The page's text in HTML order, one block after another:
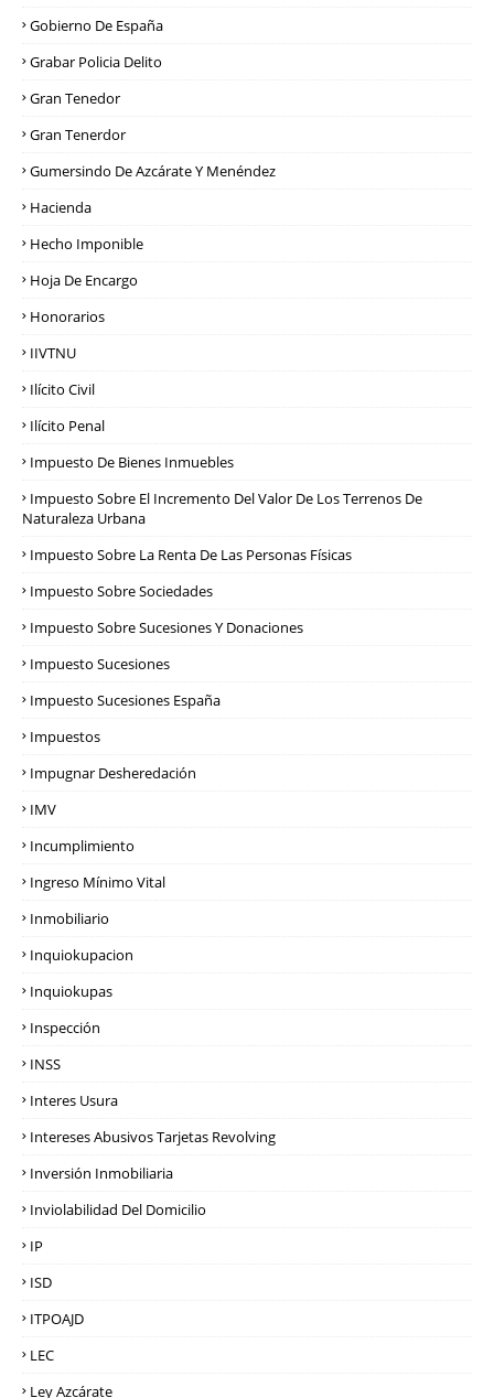
Gobierno De España
Grabar Policia Delito
Gran Tenedor
Gran Tenerdor
Gumersindo De Azcárate Y Menéndez
Hacienda
Hecho Imponible
Hoja De Encargo
Honorarios
IIVTNU
Ilícito Civil
Ilícito Penal
Impuesto De Bienes Inmuebles
Impuesto Sobre El Incremento Del Valor De Los Terrenos De
Naturaleza Urbana
Impuesto Sobre La Renta De Las Personas Físicas
Impuesto Sobre Sociedades
Impuesto Sobre Sucesiones Y Donaciones
Impuesto Sucesiones
Impuesto Sucesiones España
Impuestos
Impugnar Desheredación
IMV
Incumplimiento
Ingreso Mínimo Vital
Inmobiliario
Inquiokupacion
Inquiokupas
Inspección
INSS
Interes Usura
Intereses Abusivos Tarjetas Revolving
Inversión Inmobiliaria
Inviolabilidad Del Domicilio
IP
ISD
ITPOAJD
LEC
Ley Azcárate